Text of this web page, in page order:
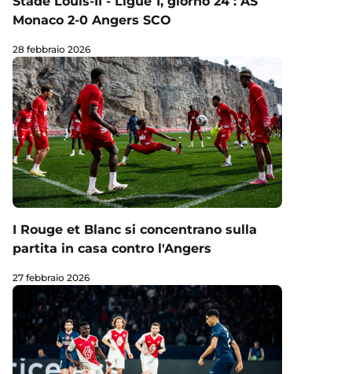
Monaco 2-0 Angers SCO
28 febbraio 2026
I Rouge et Blanc si concentrano sulla
partita in casa contro l'Angers
27 febbraio 2026